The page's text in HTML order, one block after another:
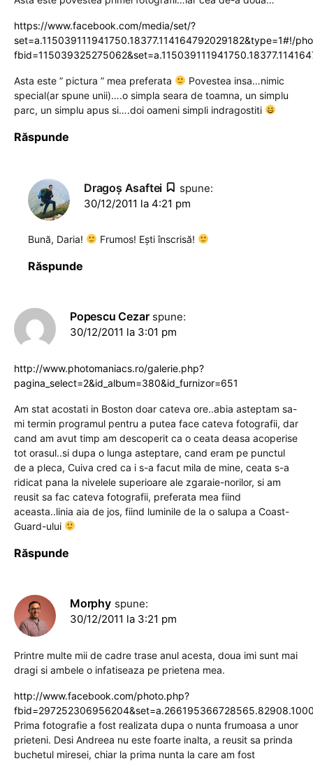
https://www.facebook.com/media/set/?
set=a.115039111941750.18377.114164792029182&type=1#!/
Asta este ” pictura ” mea preferata
Povestea insa…nimic
special(ar spune unii)….o simpla seara de toamna, un simplu
parc, un simplu apus si….doi oameni simpli indragostiti
Răspunde
Dragoş Asaftei
spune:
30/12/2011 la 4:21 pm
Bună, Daria! Frumos! Ești înscrisă!
Răspunde
Popescu Cezar spune:
30/12/2011 la 3:01 pm
http://www.photomaniacs.ro/galerie.php?
pagina_select=2&id_album=380&id_furnizor=651
Am stat acostati in Boston doar cateva ore..abia asteptam sa-
mi termin programul pentru a putea face cateva fotografii, dar
cand am avut timp am descoperit ca o ceata deasa acoperise
tot orasul..si dupa o lunga asteptare, cand eram pe punctul
de a pleca, Cuiva cred ca i s-a facut mila de mine, ceata s-a
ridicat pana la nivelele superioare ale zgaraie-norilor, si am
reusit sa fac cateva fotografii, preferata mea fiind
aceasta..linia aia de jos, fiind luminile de la o salupa a Coast-
Guard-ului
Răspunde
Morphy spune:
30/12/2011 la 3:21 pm
Printre multe mii de cadre trase anul acesta, doua imi sunt mai
dragi si ambele o infatiseaza pe prietena mea.
http://www.facebook.com/photo.php?
Prima fotografie a fost realizata dupa o nunta frumoasa a unor
prieteni. Desi Andreea nu este foarte inalta, a reusit sa prinda
buchetul miresei, chiar la prima nunta la care am fost